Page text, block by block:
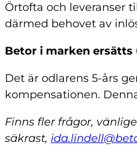
Örtofta och leveranser
därmed behovet av
Betor i marken ersätts
Det är odlarens 5-års
kompensationen.
Finns fler frågor,
säkrast,